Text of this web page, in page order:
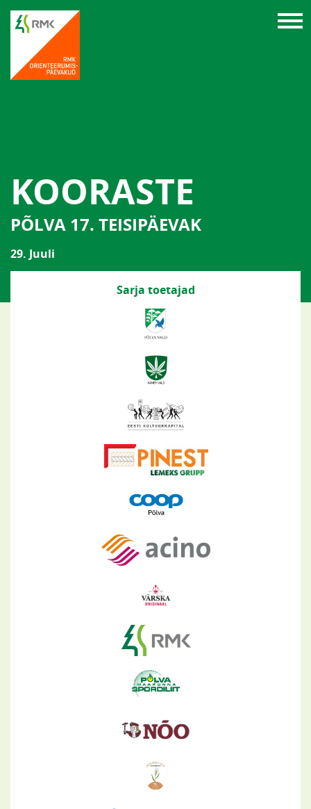
KOORASTE
PÕLVA 17. TEISIPÄEVAK
29. Juuli
Sarja toetajad